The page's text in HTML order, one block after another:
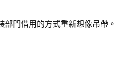
部門借用的方式重新想像吊帶。